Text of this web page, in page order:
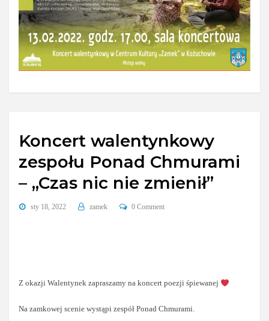
Koncert walentynkowy
zespołu Ponad Chmurami
– „Czas nic nie zmienił”
sty 18, 2022 zamek 0 Comment
Z okazji Walentynek zapraszamy na koncert poezji śpiewanej
Na zamkowej scenie wystąpi zespół Ponad Chmurami.